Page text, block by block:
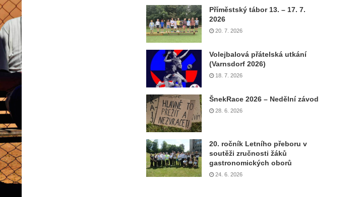
Příměstský tábor 13. – 17. 7.
2026
20. 7. 2026
Volejbalová přátelská utkání
(Varnsdorf 2026)
18. 7. 2026
ŠnekRace 2026 – Nedělní závod
28. 6. 2026
20. ročník Letního přeboru v
soutěži zručnosti žáků
gastronomických oborů
24. 6. 2026